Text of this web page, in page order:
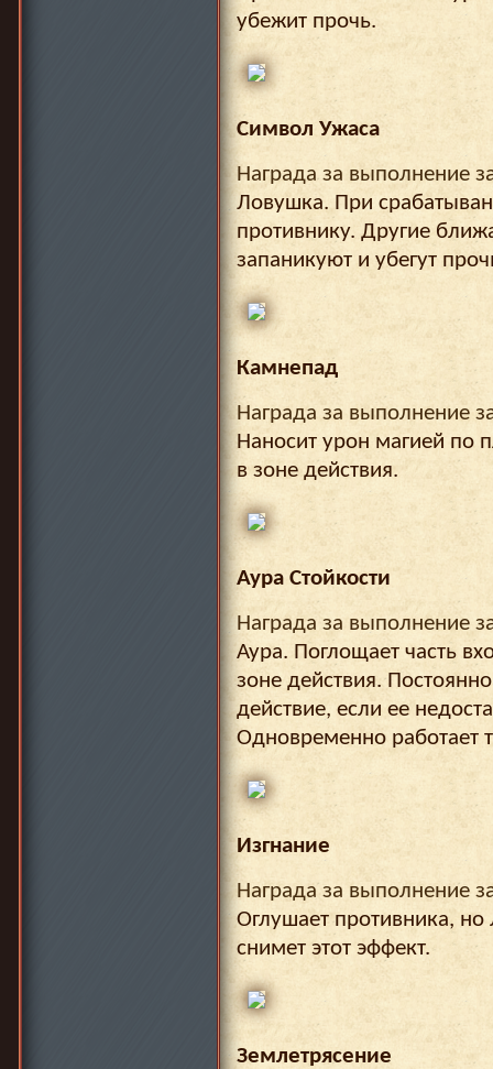
убежит прочь.
Символ Ужаса
Награда за выполнение
Ловушка. При
противнику. Другие
запаникуют и убегут
Камнепад
Награда за выполнение
Наносит урон магией по
в зоне действия.
Аура Стойкости
Награда за выполнение
Аура. Поглощает часть
зоне действия.
действие, если ее
Одновременно работает
Изгнание
Награда за выполнение
Оглушает противника,
снимет этот эффект.
Землетрясение